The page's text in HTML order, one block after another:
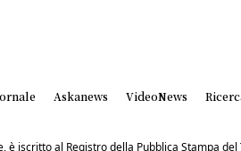
Askanews VideoNews
iscritto al Registro della Pubblica Stampa del